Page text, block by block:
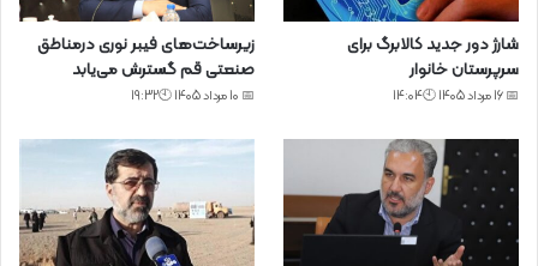
شارژ دور جدید کالابرگ برای
سرپرستان خانوار
📅 16 مرداد 1405 🕙14:04
زیرساخت‌های فیبر نوری درمناطق
صنعتی قم گسترش می‌یابد
📅 10 مرداد 1405 🕙19:32